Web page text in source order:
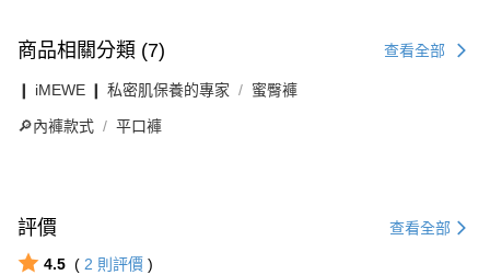
商品相關分類 (7) 查看全部
❙ iMEWE ❙ 私密肌保養的專家 蜜臀褲
🔎內褲款式 平口褲
評價 查看全部
4.5 ( 2 則評價 )